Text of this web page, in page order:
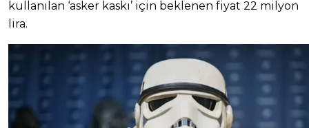
kullanılan ‘asker kaskı’ için beklenen fiyat 22 milyon
lira.